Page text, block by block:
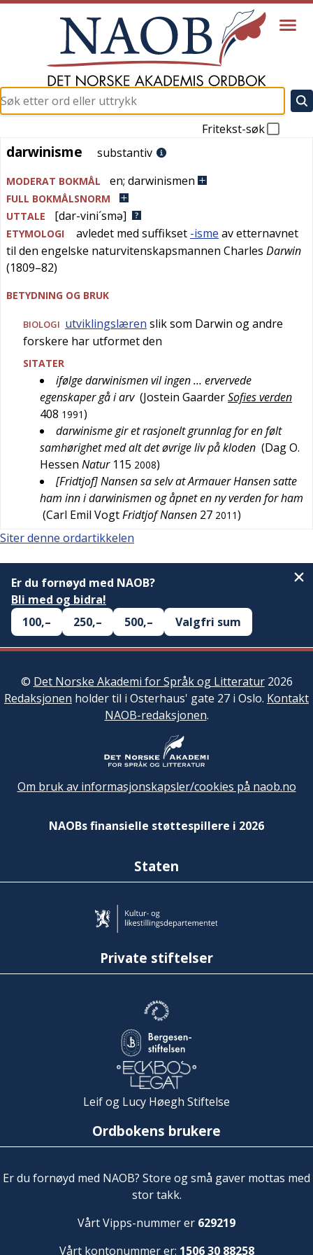
Fritekst-søk
darwinisme
darwinisme substantiv
MODERAT BOKMÅL en; darwinismen
FULL BOKMÅLSNORM
UTTALE
[dar-vini´smə]
ETYMOLOGI avledet med suffikset -isme av etternavnet
til den engelske naturvitenskapsmannen Charles Darwin
(1809–82)
BETYDNING OG BRUK
BIOLOGI utviklingslæren slik som Darwin og andre
forskere har utformet den
SITATER
ifølge darwinismen vil ingen … ervervede
egenskaper gå i arv (Jostein GaarderSofies verden
408 1991)
darwinisme gir et rasjonelt grunnlag for en følt
samhørighet med alt det øvrige liv på kloden (Dag O.
Hessen Natur 115 2008)
[Fridtjof] Nansen sa selv at Armauer Hansen satte
ham inn i darwinismen og åpnet en ny verden for ham
(Carl Emil VogtFridtjof Nansen 27 2011)
Siter denne ordartikkelen
Er du fornøyd med NAOB?
Bli med og bidra!
100,–
250,– 500,– Valgfri sum
© Det Norske Akademi for Språk og Litteratur2026
Redaksjonen holder til i Osterhaus' gate 27 i Oslo. Kontakt
NAOB-redaksjonen.
Om bruk av informasjonskapsler/cookies på naob.no
NAOBs finansielle støttespillere i 2026
Staten
Private stiftelser
Leif og Lucy Høegh Stiftelse
Ordbokens brukere
Er du fornøyd med NAOB? Store og små gaver mottas med
stor takk.
Vårt Vipps-nummer er 629219
Vårt kontonummer er: 1506 30 88258